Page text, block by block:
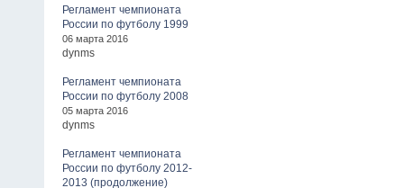
Регламент чемпионата
России по футболу 1999
06 марта 2016
dynms
Регламент чемпионата
России по футболу 2008
05 марта 2016
dynms
Регламент чемпионата
России по футболу 2012-
2013 (продолжение)